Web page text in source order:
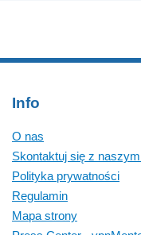
Info
O nas
Skontaktuj się z naszym
Polityka prywatności
Regulamin
Mapa strony